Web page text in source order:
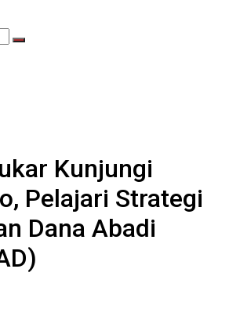
Kunjungi
Pelajari Strategi
Dana Abadi